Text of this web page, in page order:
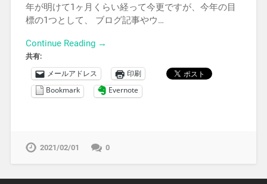
年が明けて1ヶ月くらい経って今更ですが、今年の目
標の1つとして、 ブログ記事やウ…
Continue Reading →
共有:
メールアドレス
印刷
Bookmark
Evernote
2021/02/01 0